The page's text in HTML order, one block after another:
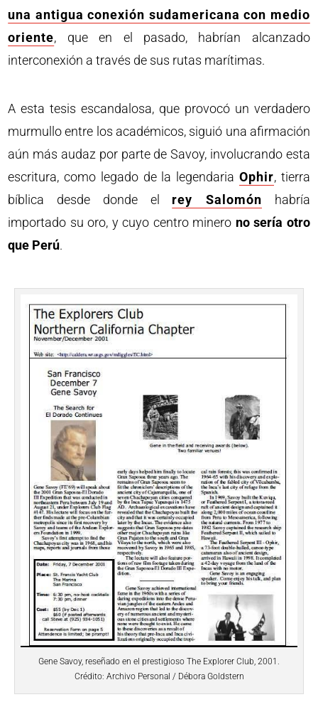
una antigua conexión sudamericana con medio
oriente, que en el pasado, habrían alcanzado
interconexión a través de sus rutas marítimas.
A esta tesis escandalosa, que provocó un verdadero
murmullo entre los académicos, siguió una afirmación
aún más audaz por parte de Savoy, involucrando esta
escritura, como legado de la legendaria Ophir, tierra
bíblica desde donde el rey Salomón habría
importado su oro, y cuyo centro minero no sería otro
que Perú.
Gene Savoy, reseñado en el prestigioso The Explorer Club, 2001.
Crédito: Archivo Personal / Débora Goldstern